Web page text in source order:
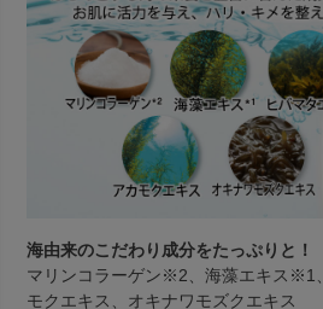
海由来のこだわり成分をたっぷりと！
マリンコラーゲン※2、海藻エキス※1
モクエキス、オキナワモズクエキス